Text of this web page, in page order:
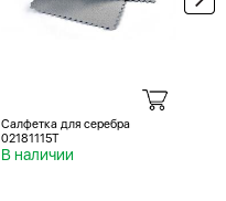
Салфетка для серебра
02181115T
В наличии